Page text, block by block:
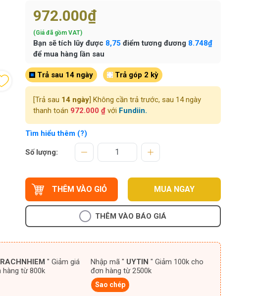
972.000₫
(Giá đã gồm VAT)
Bạn sẽ tích lũy được 8,75 điểm tương đương 8.748₫
để mua hàng lần sau
Trả sau 14 ngày Trả góp 2 kỳ
[Trả sau 14 ngày] Không cần trả trước, sau 14 ngày
thanh toán 972.000 ₫với Fundiin.
Tìm hiểu thêm (?)
Số lượng:
THÊM VÀO GIỎ MUA NGAY
THÊM VÀO BÁO GIÁ
" Giảm giá
hàng từ 800k
Nhập mã " UYTIN " Giảm 100k cho
đơn hàng từ 2500k
Sao chép